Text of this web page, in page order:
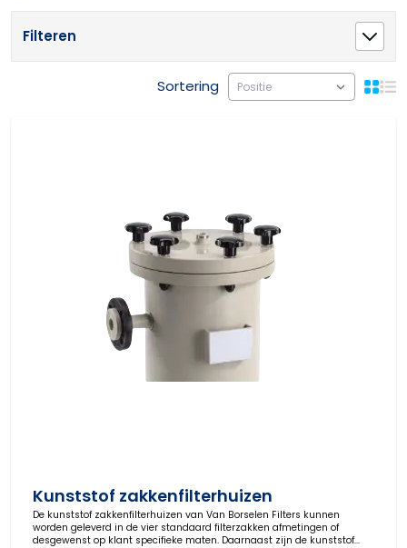
Filteren
Sortering
Kunststof zakkenfilterhuizen
De kunststof zakkenfilterhuizen van Van Borselen Filters kunnen
worden geleverd in de vier standaard filterzakken afmetingen of
desgewenst op klant specifieke maten. Daarnaast zijn de kunststof